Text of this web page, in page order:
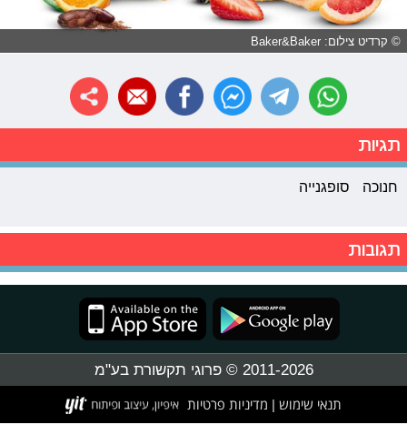
© קרדיט צילום: Baker&Baker
תגיות
חנוכה סופגנייה
תגובות
2011-2026 © פרוגי תקשורת בע"מ
תנאי שימוש מדיניות פרטיות